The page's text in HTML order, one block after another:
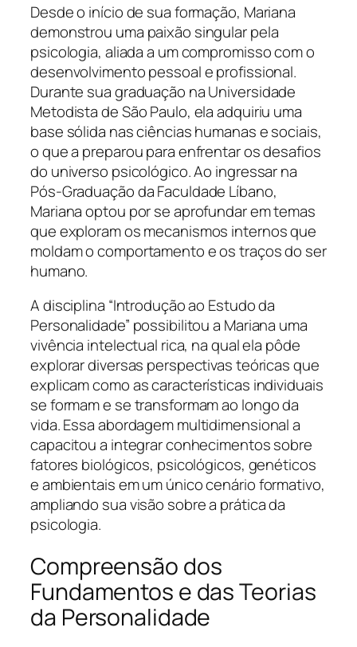
Desde o início de sua formação, Mariana
demonstrou uma paixão singular pela
psicologia, aliada a um compromisso com o
desenvolvimento pessoal e profissional.
Durante sua graduação na Universidade
Metodista de São Paulo, ela adquiriu uma
base sólida nas ciências humanas e sociais,
o que a preparou para enfrentar os desafios
do universo psicológico. Ao ingressar na
Pós-Graduação da Faculdade Líbano,
Mariana optou por se aprofundar em temas
que exploram os mecanismos internos que
moldam o comportamento e os traços do ser
humano.
A disciplina “Introdução ao Estudo da
Personalidade” possibilitou a Mariana uma
vivência intelectual rica, na qual ela pôde
explorar diversas perspectivas teóricas que
explicam como as características individuais
se formam e se transformam ao longo da
vida. Essa abordagem multidimensional a
capacitou a integrar conhecimentos sobre
fatores biológicos, psicológicos, genéticos
e ambientais em um único cenário formativo,
ampliando sua visão sobre a prática da
psicologia.
Compreensão dos
Fundamentos e das Teorias
da Personalidade